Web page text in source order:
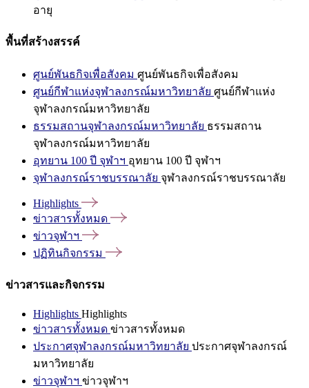
อายุ
พื้นที่สร้างสรรค์
ศูนย์พันธกิจเพื่อสังคม ศูนย์พันธกิจเพื่อสังคม
ศูนย์กีฬาแห่งจุฬาลงกรณ์มหาวิทยาลัย ศูนย์กีฬาแห่ง
จุฬาลงกรณ์มหาวิทยาลัย
ธรรมสถานจุฬาลงกรณ์มหาวิทยาลัย ธรรมสถาน
จุฬาลงกรณ์มหาวิทยาลัย
อุทยาน 100 ปี จุฬาฯ อุทยาน 100 ปี จุฬาฯ
จุฬาลงกรณ์ราชบรรณาลัย จุฬาลงกรณ์ราชบรรณาลัย
Highlights
ข่าวสารทั้งหมด
ข่าวจุฬาฯ
ปฏิทินกิจกรรม
ข่าวสารและกิจกรรม
Highlights Highlights
ข่าวสารทั้งหมด ข่าวสารทั้งหมด
ประกาศจุฬาลงกรณ์มหาวิทยาลัย ประกาศจุฬาลงกรณ์
มหาวิทยาลัย
ข่าวจุฬาฯ ข่าวจุฬาฯ